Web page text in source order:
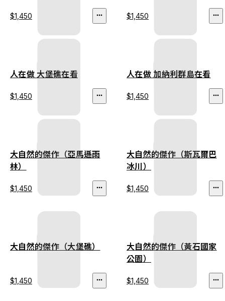
$1,450 $1,450
人在做 大堡礁在看
$1,450
人在做 加納利群島在看
$1,450
大自然的傑作（亞馬遜雨
林）
$1,450
大自然的傑作（斯瓦爾巴
冰川）
$1,450
大自然的傑作（大堡礁）
$1,450
大自然的傑作（黃石國家
公園）
$1,450